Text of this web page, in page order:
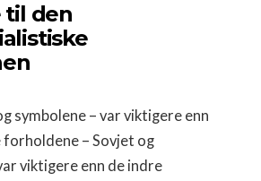
til den
symbolene – var viktigere enn
– Sovjet og
viktigere enn de indre